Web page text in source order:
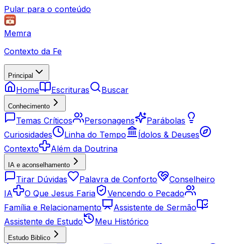
Pular para o conteúdo
Memra
Contexto da Fe
Principal
Home Escrituras Buscar
Conhecimento
Temas Críticos Personagens
Parábolas
Curiosidades
Linha do Tempo
Ídolos & Deuses
Contexto
Além da Doutrina
IA e aconselhamento
Tirar Dúvidas Palavra de Conforto
Conselheiro
IA
O Que Jesus Faria
Vencendo o Pecado
Família e Relacionamento
Assistente de Sermão
Assistente de Estudo
Meu Histórico
Estudo Biblico